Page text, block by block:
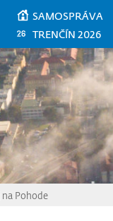
SAMOSPRÁVA
TRENČÍN 2026
na Pohode